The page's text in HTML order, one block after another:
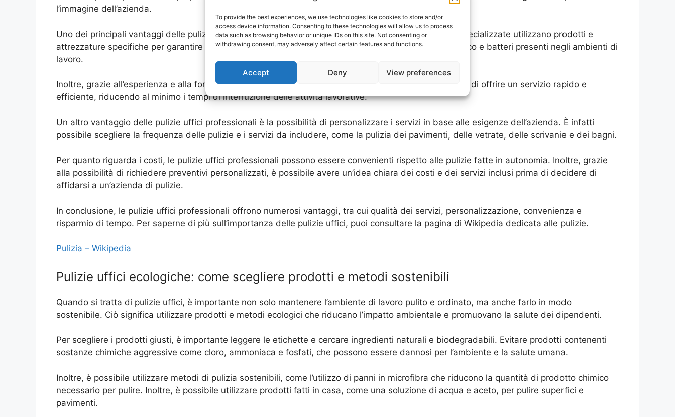
To provide the best experiences, we use technologies like cookies to store and/or
access device information. Consenting to these technologies will allow us to process
data such as browsing behavior or unique IDs on this site. Not consenting or
withdrawing consent, may adversely affect certain features and functions.
Accept Deny View preferences
l’immagine dell’azienda.
Uno dei principali vantaggi delle pulizie uffici professionali è la qualità dei servizi offerti. Le aziende specializzate utilizzano prodotti e
attrezzature specifiche per garantire una pulizia approfondita ed efficace, eliminando ogni tipo di sporco e batteri presenti negli ambienti di
lavoro.
Inoltre, grazie all’esperienza e alla formazione dei propri dipendenti, le aziende di pulizie sono in grado di offrire un servizio rapido e
efficiente, riducendo al minimo i tempi di interruzione delle attività lavorative.
Un altro vantaggio delle pulizie uffici professionali è la possibilità di personalizzare i servizi in base alle esigenze dell’azienda. È infatti
possibile scegliere la frequenza delle pulizie e i servizi da includere, come la pulizia dei pavimenti, delle vetrate, delle scrivanie e dei bagni.
Per quanto riguarda i costi, le pulizie uffici professionali possono essere convenienti rispetto alle pulizie fatte in autonomia. Inoltre, grazie
alla possibilità di richiedere preventivi personalizzati, è possibile avere un’idea chiara dei costi e dei servizi inclusi prima di decidere di
affidarsi a un’azienda di pulizie.
In conclusione, le pulizie uffici professionali offrono numerosi vantaggi, tra cui qualità dei servizi, personalizzazione, convenienza e
risparmio di tempo. Per saperne di più sull’importanza delle pulizie uffici, puoi consultare la pagina di Wikipedia dedicata alle pulizie.
Pulizia – Wikipedia
Pulizie uffici ecologiche: come scegliere prodotti e metodi sostenibili
Quando si tratta di pulizie uffici, è importante non solo mantenere l’ambiente di lavoro pulito e ordinato, ma anche farlo in modo
sostenibile. Ciò significa utilizzare prodotti e metodi ecologici che riducano l’impatto ambientale e promuovano la salute dei dipendenti.
Per scegliere i prodotti giusti, è importante leggere le etichette e cercare ingredienti naturali e biodegradabili. Evitare prodotti contenenti
sostanze chimiche aggressive come cloro, ammoniaca e fosfati, che possono essere dannosi per l’ambiente e la salute umana.
Inoltre, è possibile utilizzare metodi di pulizia sostenibili, come l’utilizzo di panni in microfibra che riducono la quantità di prodotto chimico
necessario per pulire. Inoltre, è possibile utilizzare prodotti fatti in casa, come una soluzione di acqua e aceto, per pulire superfici e
pavimenti.